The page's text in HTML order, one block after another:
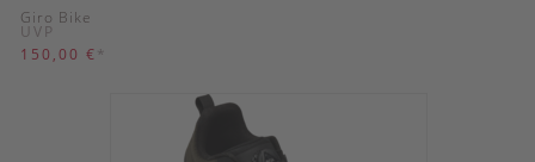
Giro Bike
UVP
150,00 € *